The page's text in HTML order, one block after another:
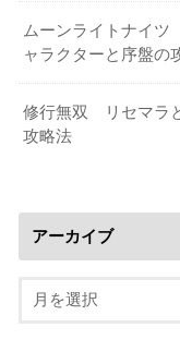
ムーンライトナイ
ャラクターと序盤の
修行無双 リセマラ
攻略法
アーカイブ